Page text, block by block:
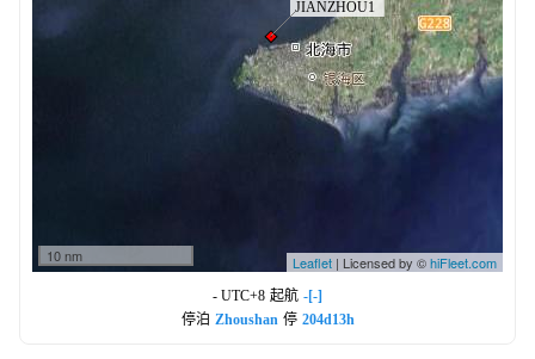
10 nm Leaflet | Licensed by ©hiFleet.com
- UTC+8 起航 -[-]
停泊 Zhoushan 停 204d13h